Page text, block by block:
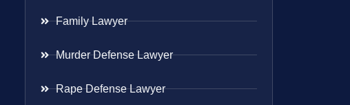
Family Lawyer
Murder Defense Lawyer
Rape Defense Lawyer